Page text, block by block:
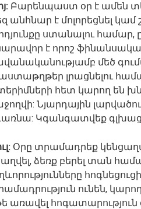
Բարենպաստ օր է ամեն
անհնար է մոլորեցնել կամ
ստանալու
է որոշ
մեծ
լրացնելու
հետ կարող են
Նյարդային
Կգանգատվեք
Օրը տրամադրեք
ձեռք բերել տան
ունեն,
առավել